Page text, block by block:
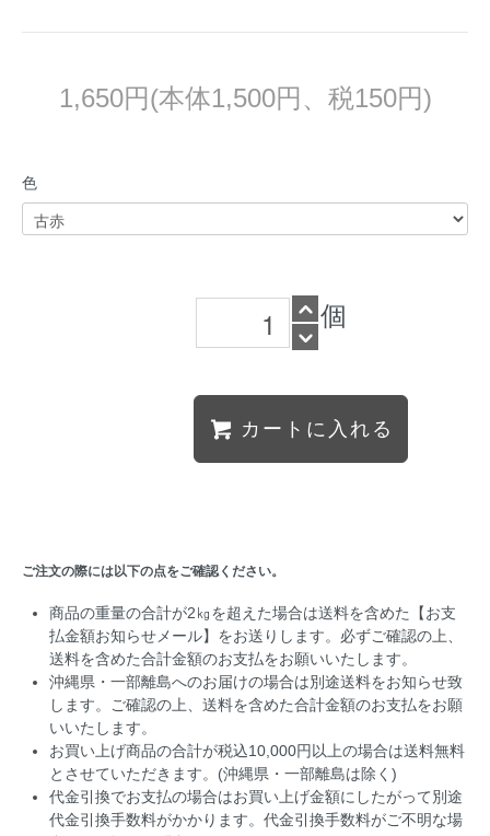
1,650円(本体1,500円、税150円)
色
個
カートに入れる
ご注文の際には以下の点をご確認ください。
商品の重量の合計が2㎏を超えた場合は送料を含めた【お支
払金額お知らせメール】をお送りします。必ずご確認の上、
送料を含めた合計金額のお支払をお願いいたします。
沖縄県・一部離島へのお届けの場合は別途送料をお知らせ致
します。ご確認の上、送料を含めた合計金額のお支払をお願
いいたします。
お買い上げ商品の合計が税込10,000円以上の場合は送料無料
とさせていただきます。(沖縄県・一部離島は除く)
代金引換でお支払の場合はお買い上げ金額にしたがって別途
代金引換手数料がかかります。代金引換手数料がご不明な場